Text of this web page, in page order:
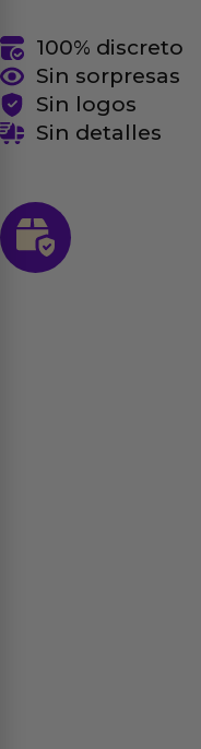
100% discreto
Sin sorpresas
Sin logos
Sin detalles